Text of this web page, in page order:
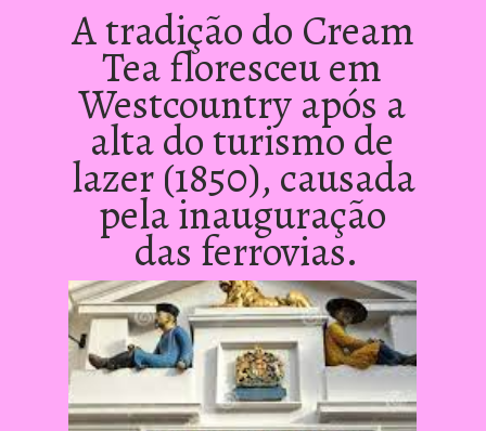
A tradição do Cream
Tea floresceu em
Westcountry após a
alta do turismo de
lazer (1850), causada
pela inauguração
das ferrovias.